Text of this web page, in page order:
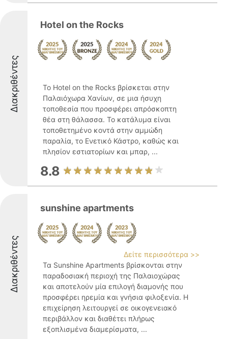
Διακριθέντες
Hotel on the Rocks
Το Hotel on the Rocks βρίσκεται στην
Παλαιόχωρα Χανίων, σε μια ήσυχη
τοποθεσία που προσφέρει απρόσκοπτη
θέα στη θάλασσα. Το κατάλυμα είναι
τοποθετημένο κοντά στην αμμώδη
παραλία, το Ενετικό Κάστρο, καθώς και
πλησίον εστιατορίων και μπαρ, ...
8.8
Διακριθέντες
sunshine apartments
Δείτε περισσότερα >>
Τα Sunshine Apartments βρίσκονται στην
παραδοσιακή περιοχή της Παλαιοχώρας
και αποτελούν μία επιλογή διαμονής που
προσφέρει ηρεμία και γνήσια φιλοξενία. Η
επιχείρηση λειτουργεί σε οικογενειακό
περιβάλλον και διαθέτει πλήρως
εξοπλισμένα διαμερίσματα, ...